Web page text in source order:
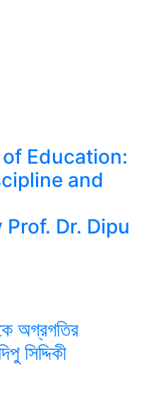
Education:
and
Dr. Dipu
অগ্রগতির
সিদ্দিকী